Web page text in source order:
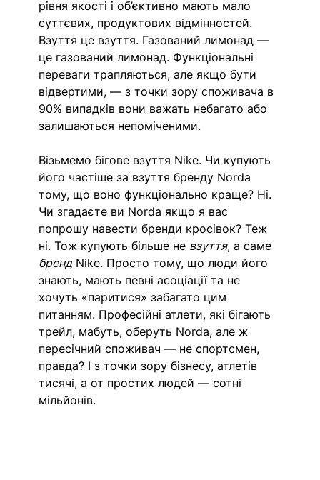
рівня якості і об’єктивно мають мало
суттєвих, продуктових відмінностей.
Взуття це взуття. Газований лимонад —
це газований лимонад. Функціональні
переваги трапляються, але якщо бути
відвертими, — з точки зору споживача в
90% випадків вони важать небагато або
залишаються непоміченими.
Візьмемо бігове взуття Nike. Чи купують
його частіше за взуття бренду Norda
тому, що воно функціонально краще? Ні.
Чи згадаєте ви Norda якщо я вас
попрошу навести бренди кросівок? Теж
ні. Тож купують більше не взуття, а саме
бренд Nike. Просто тому, що люди його
знають, мають певні асоціації та не
хочуть «паритися» забагато цим
питанням. Професійні атлети, які бігають
трейл, мабуть, оберуть Norda, але ж
пересічний споживач — не спортсмен,
правда? І з точки зору бізнесу, атлетів
тисячі, а от простих людей — сотні
мільйонів.